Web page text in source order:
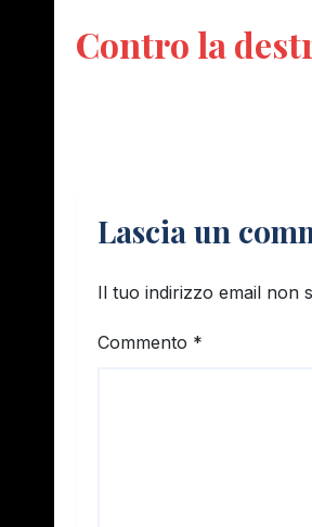
Contro la
Lascia un
Il tuo indirizzo email non
Commento *